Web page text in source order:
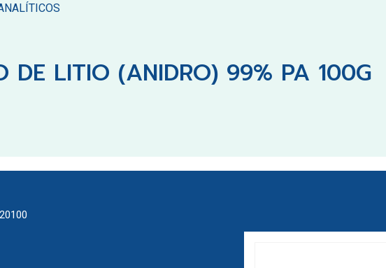
DE LITIO (ANIDRO) 99% PA 100G